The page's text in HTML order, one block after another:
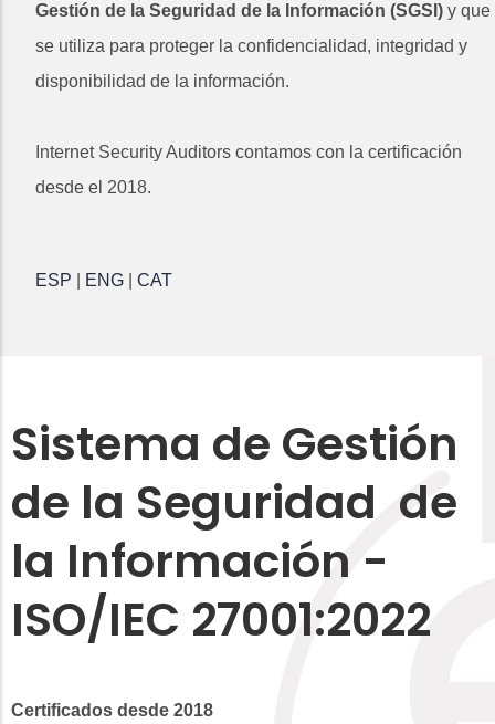
Gestión de la Seguridad de la Información (SGSI) y que
se utiliza para proteger la confidencialidad, integridad y
disponibilidad de la información.
Internet Security Auditors contamos con la certificación
desde el 2018.
ESP ENG CAT
Sistema de Gestión
de la Seguridad de
la Información -
ISO/IEC 27001:2022
Certificados desde 2018